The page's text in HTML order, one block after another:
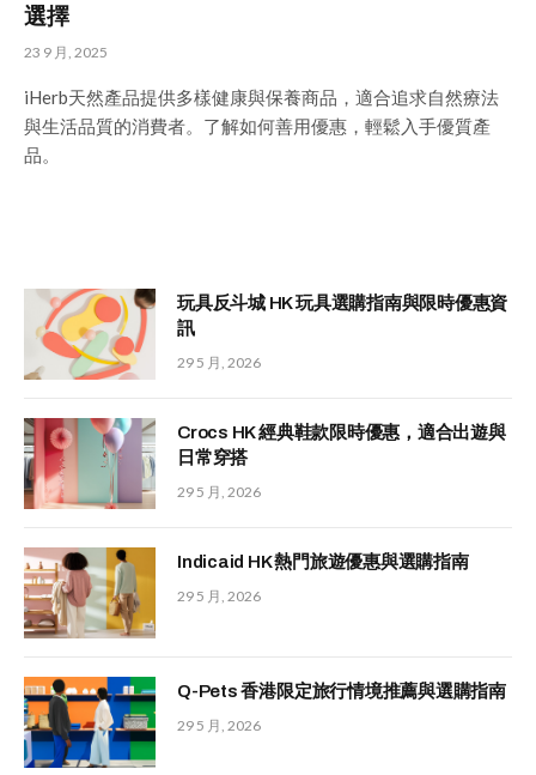
選擇
23 9 月, 2025
iHerb天然產品提供多樣健康與保養商品，適合追求自然療法
與生活品質的消費者。了解如何善用優惠，輕鬆入手優質產
品。
玩具反斗城 HK 玩具選購指南與限時優惠資
訊
29 5 月, 2026
Crocs HK 經典鞋款限時優惠，適合出遊與
日常穿搭
29 5 月, 2026
Indicaid HK 熱門旅遊優惠與選購指南
29 5 月, 2026
Q-Pets 香港限定旅行情境推薦與選購指南
29 5 月, 2026